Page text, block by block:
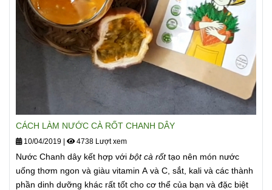
CÁCH LÀM NƯỚC CÀ RỐT CHANH DÂY
10/04/2019 | 4738 Lượt xem
Nước Chanh dây kết hợp với bột cà rốttạo nên món nước
uống thơm ngon và giàu vitamin A và C, sắt, kali và các thành
phần dinh dưỡng khác rất tốt cho cơ thể của bạn và đặc biệt